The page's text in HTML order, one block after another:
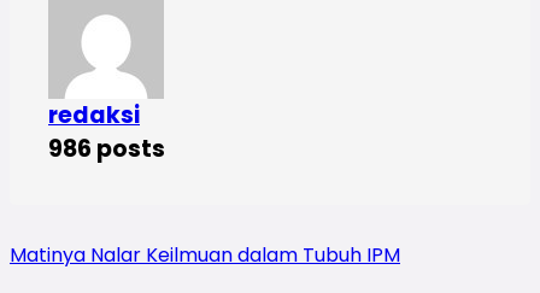
redaksi
986 posts
Matinya Nalar Keilmuan dalam Tubuh IPM